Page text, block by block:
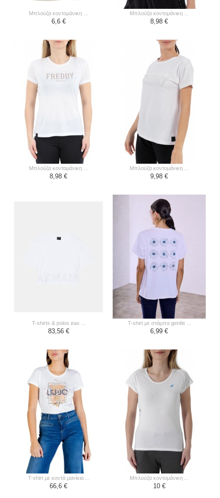
μπλούζα κοντομάνικη ...
6,6 €
μπλούζα κοντομάνικη ...
8,98 €
μπλούζα κοντομάνικη ...
8,98 €
μπλούζα κοντομάνικη ...
9,98 €
t-shirts & polos eax ...
83,56 €
t-shirt με στάμπα gentle ...
6,99 €
t-shirt με κοντά μανίκια ...
66,6 €
μπλούζα κοντομάνικη ...
10 €